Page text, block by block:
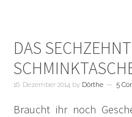
DAS
16. Dezember 2014 by Dörthe 5
Braucht ihr noch